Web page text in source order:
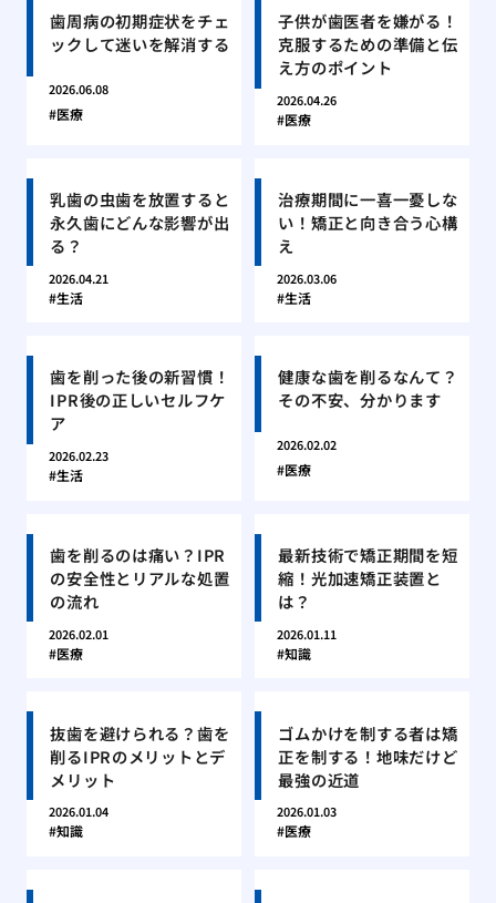
歯周病の初期症状をチェ
ックして迷いを解消する
2026.06.08
医療
子供が歯医者を嫌がる！
克服するための準備と伝
え方のポイント
2026.04.26
医療
乳歯の虫歯を放置すると
永久歯にどんな影響が出
る？
2026.04.21
生活
治療期間に一喜一憂しな
い！矯正と向き合う心構
え
2026.03.06
生活
歯を削った後の新習慣！
IPR後の正しいセルフケ
ア
2026.02.23
生活
健康な歯を削るなんて？
その不安、分かります
2026.02.02
医療
歯を削るのは痛い？IPR
の安全性とリアルな処置
の流れ
2026.02.01
医療
最新技術で矯正期間を短
縮！光加速矯正装置と
は？
2026.01.11
知識
抜歯を避けられる？歯を
削るIPRのメリットとデ
メリット
2026.01.04
知識
ゴムかけを制する者は矯
正を制する！地味だけど
最強の近道
2026.01.03
医療